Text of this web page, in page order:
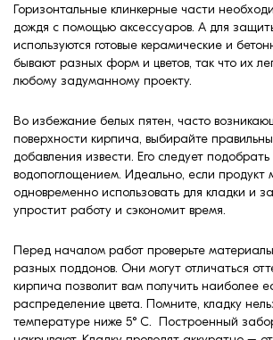
Горизонтальные клинкерные части
дождя с помощью аксессуаров. А для
используются готовые керамические и
бывают разных форм и цветов, так что их
любому задуманному проекту.
Во избежание белых пятен, часто
поверхности кирпича, выбирайте
добавления извести. Его следует
водопоглощением. Идеально, если продукт
одновременно использовать для кладки и
упростит работу и сэкономит время.
Перед началом работ проверьте
разных поддонов. Они могут отличаться
кирпича позволит вам получить наиболее
распределение цвета. Помните, кладку
температуре ниже 5° С. Построенный